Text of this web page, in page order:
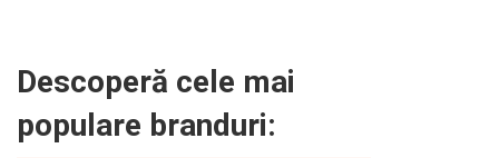
Descoperă cele mai
populare branduri: